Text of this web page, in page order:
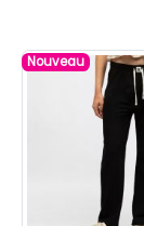
Nouveau